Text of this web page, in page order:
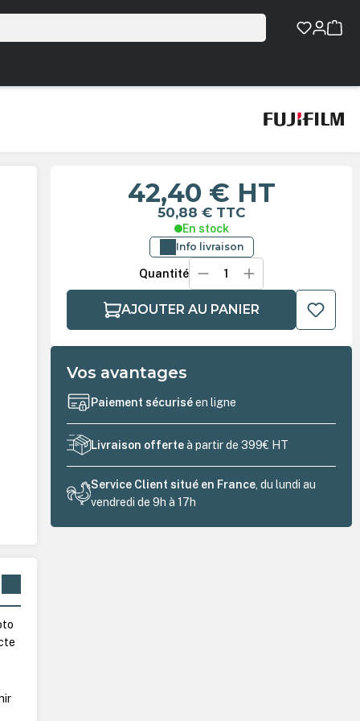
42,40 € HT
50,88 € TTC
En stock
Info livraison
Quantité
AJOUTER AU PANIER
Vos avantages
Paiement sécuriséen ligne
Livraison offerteà partir de 399€ HT
Service Client situé en France , du lundi au
vendredi de 9h à 17h